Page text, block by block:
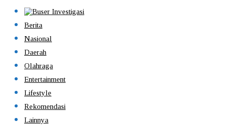
Berita
Nasional
Daerah
Olahraga
Entertainment
Lifestyle
Rekomendasi
Lainnya